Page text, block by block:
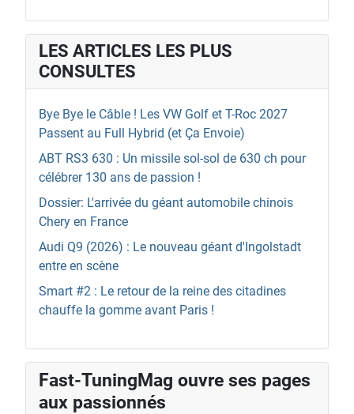
LES ARTICLES LES PLUS
CONSULTES
Bye Bye le Câble ! Les VW Golf et T-Roc 2027
Passent au Full Hybrid (et Ça Envoie)
ABT RS3 630 : Un missile sol-sol de 630 ch pour
célébrer 130 ans de passion !
Dossier: L'arrivée du géant automobile chinois
Chery en France
Audi Q9 (2026) : Le nouveau géant d'Ingolstadt
entre en scène
Smart #2 : Le retour de la reine des citadines
chauffe la gomme avant Paris !
Fast-TuningMag ouvre ses pages
aux passionnés